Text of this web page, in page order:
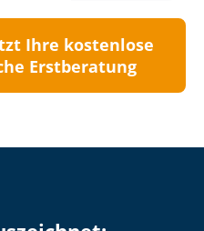
Ihre kostenlose
Erstberatung